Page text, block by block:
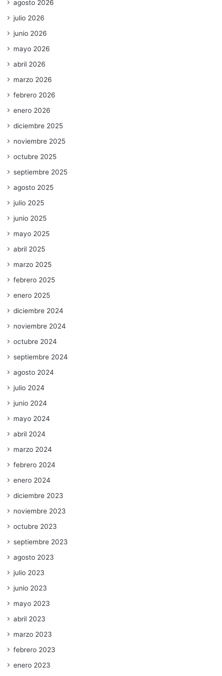
agosto 2026
julio 2026
junio 2026
mayo 2026
abril 2026
marzo 2026
febrero 2026
enero 2026
diciembre 2025
noviembre 2025
octubre 2025
septiembre 2025
agosto 2025
julio 2025
junio 2025
mayo 2025
abril 2025
marzo 2025
febrero 2025
enero 2025
diciembre 2024
noviembre 2024
octubre 2024
septiembre 2024
agosto 2024
julio 2024
junio 2024
mayo 2024
abril 2024
marzo 2024
febrero 2024
enero 2024
diciembre 2023
noviembre 2023
octubre 2023
septiembre 2023
agosto 2023
julio 2023
junio 2023
mayo 2023
abril 2023
marzo 2023
febrero 2023
enero 2023